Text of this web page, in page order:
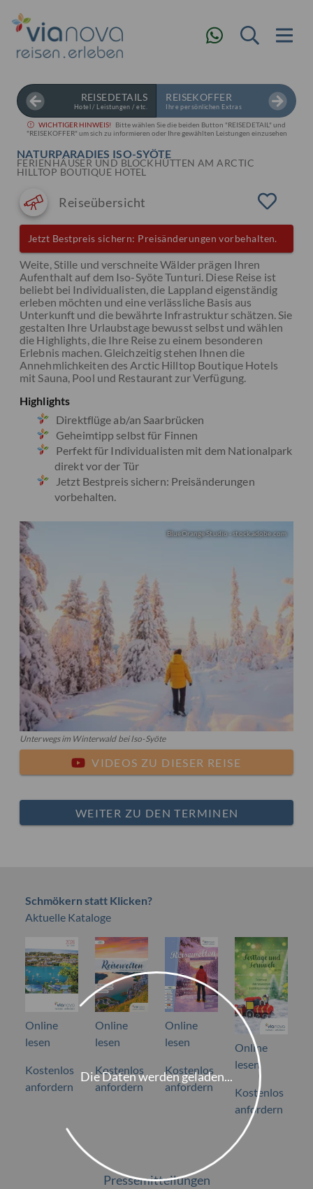
REISEDETAILS
Hotel / Leistungen / etc.
REISEKOFFER
Ihre persönlichen Extras
WICHTIGER HINWEIS!
Bitte wählen Sie die beiden Button "REISEDETAIL" und
"REISEKOFFER" um sich zu informieren oder Ihre gewählten Leistungen einzusehen
NATURPARADIES ISO-SYÖTE
FERIENHÄUSER UND BLOCKHÜTTEN AM ARCTIC
HILLTOP BOUTIQUE HOTEL
Reiseübersicht
Jetzt Bestpreis sichern: Preisänderungen vorbehalten.
Weite, Stille und verschneite Wälder prägen Ihren
Aufenthalt auf dem Iso-Syöte Tunturi. Diese Reise ist
beliebt bei Individualisten, die Lappland eigenständig
erleben möchten und eine verlässliche Basis aus
Unterkunft und die bewährte Infrastruktur schätzen. Sie
gestalten Ihre Urlaubstage bewusst selbst und wählen
die Highlights, die Ihre Reise zu einem besonderen
Erlebnis machen. Gleichzeitig stehen Ihnen die
Annehmlichkeiten des Arctic Hilltop Boutique Hotels
mit Sauna, Pool und Restaurant zur Verfügung.
Highlights
Direktflüge ab/an Saarbrücken
Geheimtipp selbst für Finnen
Perfekt für Individualisten mit dem Nationalpark
direkt vor der Tür
Jetzt Bestpreis sichern: Preisänderungen
vorbehalten.
BlueOrange Studio - stock.adobe.com
Unterwegs im Winterwald bei Iso-Syöte
VIDEOS ZU DIESER REISE
WEITER ZU DEN TERMINEN
Die Daten werden geladen...
Schmökern statt Klicken?
Aktuelle Kataloge
Online
lesen
Kostenlos
anfordern
Online
lesen
Kostenlos
anfordern
Online
lesen
Kostenlos
anfordern
Online
lesen
Kostenlos
anfordern
Pressemitteilungen